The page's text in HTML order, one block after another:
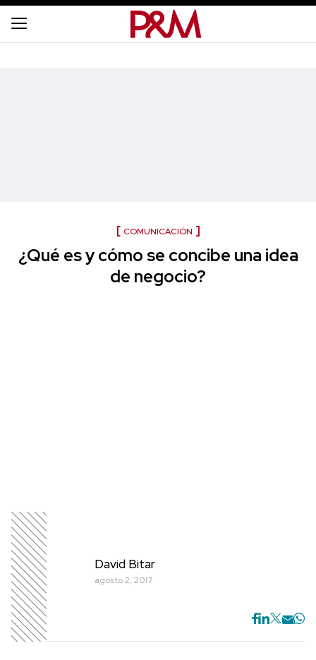
COMUNICACIÓN
¿Qué es y cómo se concibe una idea
de negocio?
David Bitar
agosto 2, 2017